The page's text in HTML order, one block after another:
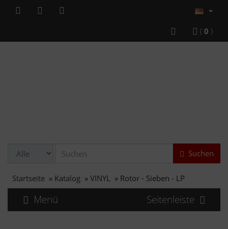
( 0 )
Suchen
Startseite » Katalog » VINYL » Rotor - Sieben - LP
Menü Seitenleiste